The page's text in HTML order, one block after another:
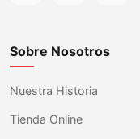
Sobre Nosotros
Nuestra Historia
Tienda Online